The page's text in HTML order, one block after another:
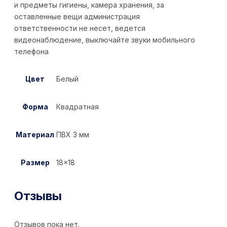
и предметы гигиены, камера хранения, за
оставленные вещи администрация
ответственности не несет, ведется
видеонаблюдение, выключайте звуки мобильного
телефона
Цвет Белый
Форма Квадратная
Материал ПВХ 3 мм
Размер 18×18
Отзывы
Отзывов пока нет.